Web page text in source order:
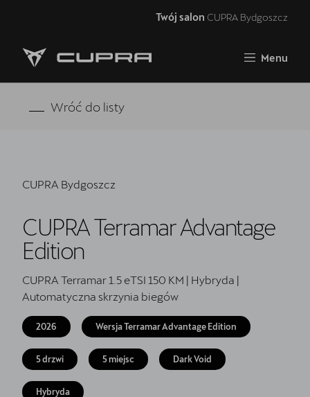
Twój salon CUPRA Bydgoszcz
Menu
Strona główna
Samochody dostępne od ręki
Jazda próbna CUPRĄ
CUPRA For Business
Akcesoria CUPRA
Finansowanie
Serwis
Wróć do listy
CUPRA Bydgoszcz
CUPRA Terramar Advantage
Edition
CUPRA Terramar 1.5 eTSI 150 KM | Hybryda |
Automatyczna skrzynia biegów
2026 Wersja Terramar Advantage Edition
5 drzwi 5 miejsc Dark Void
Hybryda